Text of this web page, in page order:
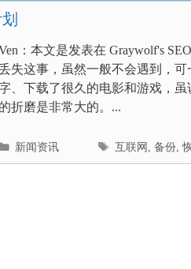
：本文是发表在 Graywolf's
失这事，虽然一般不会遇到，
、下载了很久的电影和游戏，
的折磨是非常大的。...
分
类
新闻资讯
标
签
互联网 ,备份,